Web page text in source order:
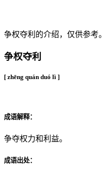
争权夺利的介绍，仅供参考。
争权夺利
[ zhēng quán duó lì ]
成语解释：
争夺权力和利益。
成语出处：